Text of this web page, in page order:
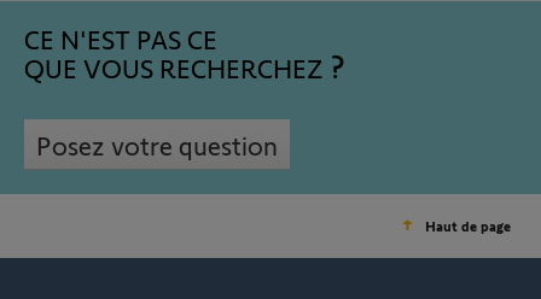
CE N'EST PAS CE
QUE VOUS RECHERCHEZ
Posez votre question
Haut de page